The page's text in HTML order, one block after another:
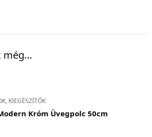
még…
KIEGÉSZÍTŐK
Króm Üvegpolc 50cm